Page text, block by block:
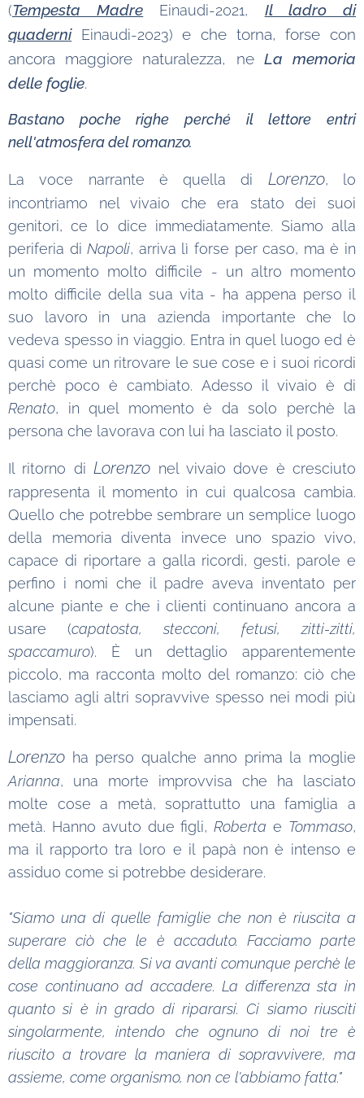
(Tempesta Madre Einaudi-2021, Il ladro di
quaderniEinaudi-2023)e che torna, forse con
ancora maggiore naturalezza, ne La memoria
delle foglie.
Bastano poche righe perché il lettore entri
nell'atmosfera del romanzo.
La voce narrante è quella di Lorenzo, lo
incontriamo nel vivaio che era stato dei suoi
genitori, ce lo dice immediatamente. Siamo alla
periferia diNapoli, arriva lì forse per caso, ma è in
un momento molto difficile - un altro momento
molto difficile della sua vita - ha appena perso il
suo lavoro in una azienda importante che lo
vedeva spesso in viaggio. Entra in quel luogo ed è
quasi come un ritrovare le sue cose e i suoi ricordi
perchè poco è cambiato. Adesso il vivaio è di
Renato, in quel momento è da solo perchè la
persona che lavorava con lui ha lasciato il posto.
Il ritorno diLorenzo nel vivaio dove è cresciuto
rappresenta il momento in cui qualcosa cambia.
Quello che potrebbe sembrare un semplice luogo
della memoria diventa invece uno spazio vivo,
capace di riportare a galla ricordi, gesti, parole e
perfino i nomi che il padre aveva inventato per
alcune piante e che i clienti continuano ancora a
usare (capatosta, stecconi, fetusi, zitti-zitti,
spaccamuro). È un dettaglio apparentemente
piccolo, ma racconta molto del romanzo: ciò che
lasciamo agli altri sopravvive spesso nei modi più
impensati.
Lorenzo ha perso qualche anno prima la moglie
Arianna, una morte improvvisa che ha lasciato
molte cose a metà, soprattutto una famiglia a
metà. Hanno avuto due figli,Roberta e Tommaso,
ma il rapporto tra loro e il papà non è intenso e
assiduo come si potrebbe desiderare.
"Siamo una di quelle famiglie che non è riuscita a
superare ciò che le è accaduto. Facciamo parte
della maggioranza. Si va avanti comunque perchè le
cose continuano ad accadere. La differenza sta in
quanto si è in grado di ripararsi. Ci siamo riusciti
singolarmente, intendo che ognuno di noi tre è
riuscito a trovare la maniera di sopravvivere, ma
assieme, come organismo, non ce l'abbiamo fatta."